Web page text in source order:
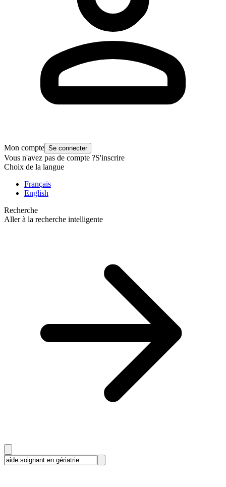
Mon compte Se connecter
Vous n'avez pas de compte ?S'inscrire
Choix de la langue
Français
English
Recherche
Aller à la recherche intelligente